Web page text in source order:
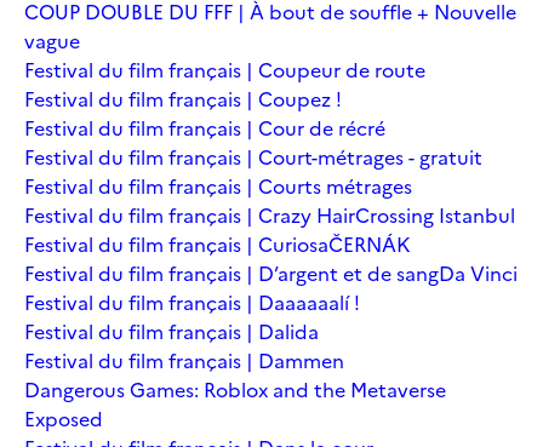
COUP DOUBLE DU FFF | À bout de souffle + Nouvelle
vague
Festival du film français | Coupeur de route
Festival du film français | Coupez !
Festival du film français | Cour de récré
Festival du film français | Court-métrages - gratuit
Festival du film français | Courts métrages
Festival du film français | Crazy HairCrossing Istanbul
Festival du film français | CuriosaČERNÁK
Festival du film français | D’argent et de sangDa Vinci
Festival du film français | Daaaaaalí !
Festival du film français | Dalida
Festival du film français | Dammen
Dangerous Games: Roblox and the Metaverse
Exposed